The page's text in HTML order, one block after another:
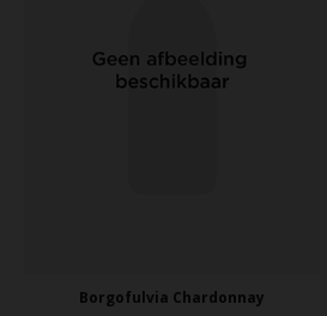
Borgofulvia Chardonnay